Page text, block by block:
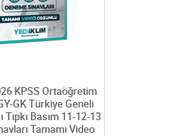
KPSS Ortaöğretim
GK Türkiye Geneli
Tıpkı Basım 11-12-13
Tamamı Video